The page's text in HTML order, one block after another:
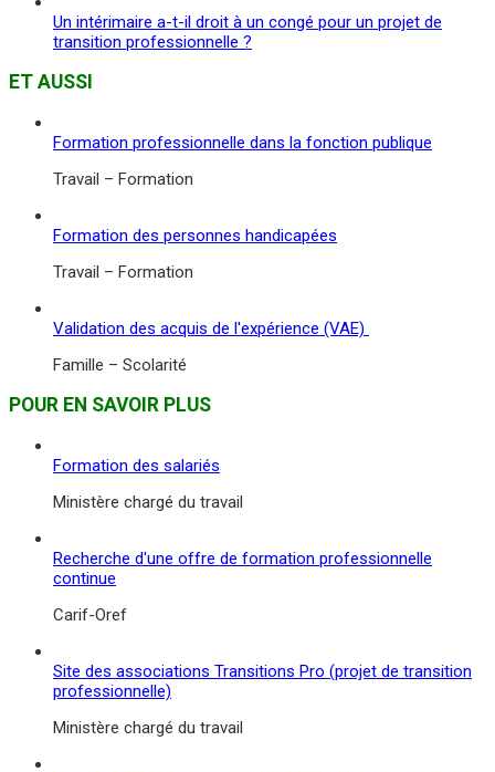
Un intérimaire a-t-il droit à un congé pour un projet de
transition professionnelle ?
ET AUSSI
Formation professionnelle dans la fonction publique
Travail – Formation
Formation des personnes handicapées
Travail – Formation
Validation des acquis de l'expérience (VAE)
Famille – Scolarité
POUR EN SAVOIR PLUS
Formation des salariés
Ministère chargé du travail
Recherche d'une offre de formation professionnelle
continue
Carif-Oref
Site des associations Transitions Pro (projet de transition
professionnelle)
Ministère chargé du travail